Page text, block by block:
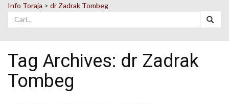
Info Toraja > dr Zadrak Tombeg
Tag Archives: dr Zadrak
Tombeg